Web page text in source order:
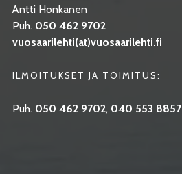
Antti Honkanen
Puh. 050 462 9702
vuosaarilehti(at)vuosaarilehti.fi
ILMOITUKSET JA TOIMITUS:
Puh. 050 462 9702, 040 553 8857